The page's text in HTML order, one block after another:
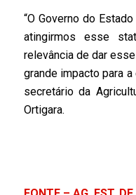
“O Governo do
atingirmos esse
relevância de dar
grande impacto para
secretário da
Ortigara.